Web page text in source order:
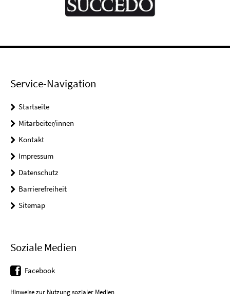
Service-Navigation
Startseite
Mitarbeiter/innen
Kontakt
Impressum
Datenschutz
Barrierefreiheit
Sitemap
Soziale Medien
Facebook
Hinweise zur Nutzung sozialer Medien